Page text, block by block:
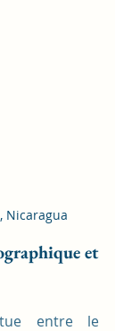
Nicaragua
et